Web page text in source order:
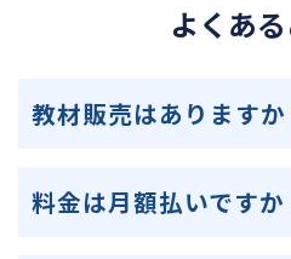
よくあ
教材販売はありますか
料金は月額払いですか